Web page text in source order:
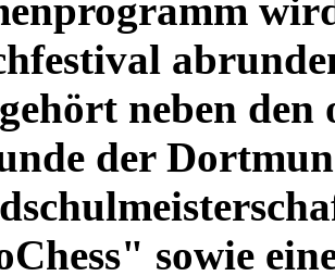
neben
der
sowie